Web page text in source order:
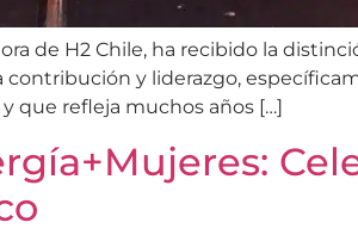
de H2 Chile, ha recibido la
contribución y liderazgo,
que refleja muchos años […]